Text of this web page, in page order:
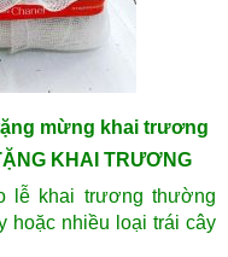
mừng khai trương
KHAI TRƯƠNG
lễ khai trương thường
hoặc nhiều loại trái cây